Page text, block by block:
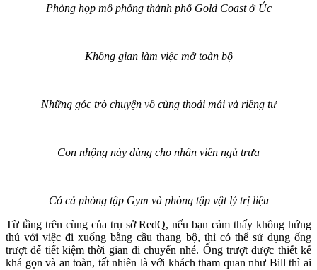
Phòng họp mô phỏng thành phố Gold Coast ở Úc
Không gian làm việc mở toàn bộ
Những góc trò chuyện vô cùng thoải mái và riêng tư
Con nhộng này dùng cho nhân viên ngủ trưa
Có cả phòng tập Gym và phòng tập vật lý trị liệu
Từ tầng trên cùng của trụ sở RedQ, nếu bạn cảm thấy không hứng
thú với việc đi xuống bằng cầu thang bộ, thì có thể sử dụng ống
trượt để tiết kiệm thời gian di chuyển nhé. Ống trượt được thiết kế
khá gọn và an toàn, tất nhiên là với khách tham quan như Bill thì ai